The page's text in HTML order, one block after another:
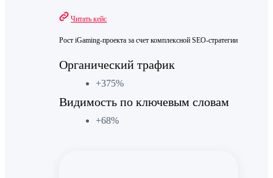
Читать кейс
Рост iGaming-проекта за счет комплексной SEO-стратегии
Органический трафик
+375%
Видимость по ключевым словам
+68%